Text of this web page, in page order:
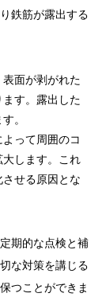
鉄筋が露出する
表面が剥がれた
す。露出した
。
って周囲のコ
します。これ
せる原因とな
期的な点検と補
な対策を講じる
つことができま